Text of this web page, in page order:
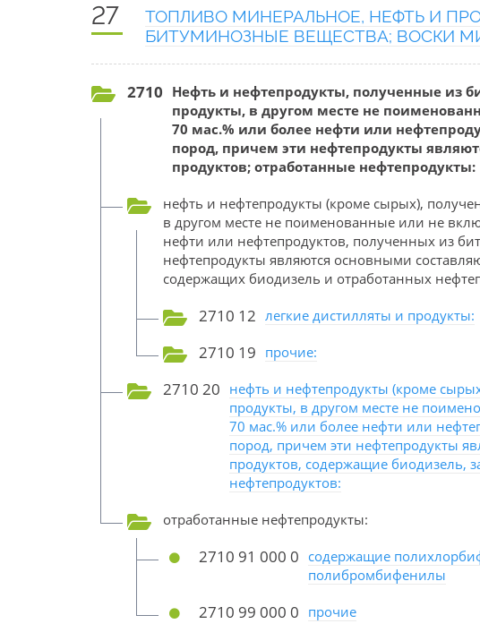
27
ТОПЛИВО МИНЕРАЛЬНОЕ, НЕФТЬ И
БИТУМИНОЗНЫЕ ВЕЩЕСТВА; ВОСКИ
2710 Нефть и нефтепродукты, полученные из
продукты, в другом месте не
70 мас.% или более нефти или
пород, причем эти нефтепродукты
продуктов; отработанные нефтепродукты:
нефть и нефтепродукты (кроме сырых),
в другом месте не поименованные или не
нефти или нефтепродуктов, полученных из
нефтепродукты являются основными
содержащих биодизель и отработанных
2710 12 легкие дистилляты и продукты:
2710 19 прочие:
2710 20 нефть и нефтепродукты (кроме
продукты, в другом месте не
70 мас.% или более нефти или
пород, причем эти нефтепродукты
продуктов, содержащие биодизель,
нефтепродуктов:
отработанные нефтепродукты:
2710 91 000 0 содержащие
полибромбифенилы
2710 99 000 0 прочие